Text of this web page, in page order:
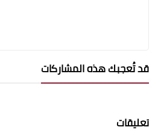
قد تُعجبك هذه المشاركات
تعليقات